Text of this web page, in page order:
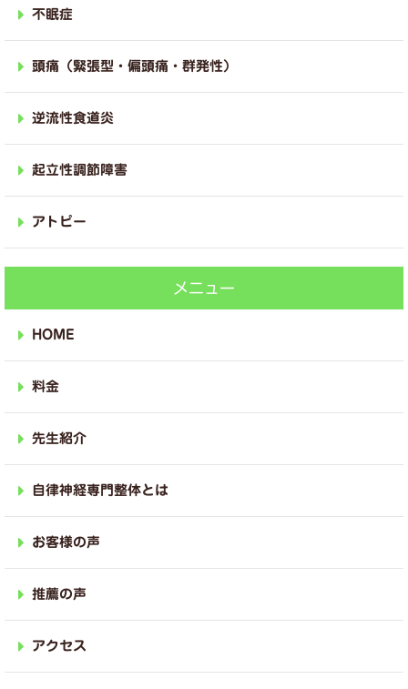
不眠症
頭痛（緊張型・偏頭痛・群発性）
逆流性食道炎
起立性調節障害
アトピー
メニュー
HOME
料金
先生紹介
自律神経専門整体とは
お客様の声
推薦の声
アクセス